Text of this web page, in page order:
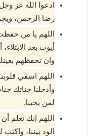
ادعوا الله عز
رضا الرحمن،
اللهم يا من
أيوب بعد
وان تحفظهم
اللهم اسقي
وأدخلنا جناتك
لمن يحبنا.
اللهم إنك تعلم
الود بيننا،